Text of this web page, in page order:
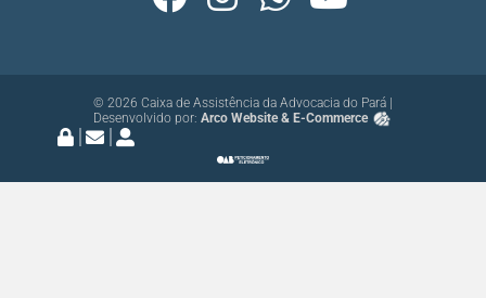
© 2026 Caixa de Assistência da Advocacia do Pará |
Desenvolvido por: Arco Website & E-Commerce